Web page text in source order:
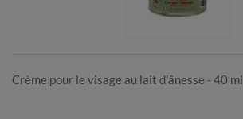
Crème pour le visage au lait d'ânesse - 40 ml